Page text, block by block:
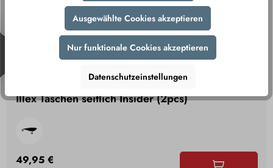
Illex Taschen seitlich Insider (2pcs)
49,95 €
Ausgewählte Cookies akzeptieren
Nur funktionale Cookies akzeptieren
Datenschutzeinstellungen